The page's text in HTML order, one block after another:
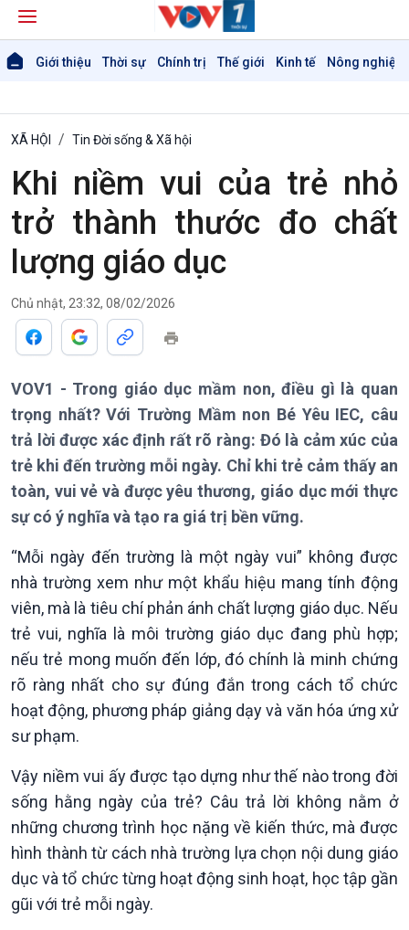
Giới thiệu Thời sự Chính trị Thế giới Kinh tế Nông nghiệp
XÃ HỘI Tin Đời sống & Xã hội
Khi niềm vui của trẻ nhỏ
trở thành thước đo chất
lượng giáo dục
Chủ nhật, 23:32, 08/02/2026
VOV1 - Trong giáo dục mầm non, điều gì là quan
trọng nhất? Với Trường Mầm non Bé Yêu IEC, câu
trả lời được xác định rất rõ ràng: Đó là cảm xúc của
trẻ khi đến trường mỗi ngày. Chỉ khi trẻ cảm thấy an
toàn, vui vẻ và được yêu thương, giáo dục mới thực
sự có ý nghĩa và tạo ra giá trị bền vững.
“Mỗi ngày đến trường là một ngày vui” không được
nhà trường xem như một khẩu hiệu mang tính động
viên, mà là tiêu chí phản ánh chất lượng giáo dục. Nếu
trẻ vui, nghĩa là môi trường giáo dục đang phù hợp;
nếu trẻ mong muốn đến lớp, đó chính là minh chứng
rõ ràng nhất cho sự đúng đắn trong cách tổ chức
hoạt động, phương pháp giảng dạy và văn hóa ứng xử
sư phạm.
Vậy niềm vui ấy được tạo dựng như thế nào trong đời
sống hằng ngày của trẻ? Câu trả lời không nằm ở
những chương trình học nặng về kiến thức, mà được
hình thành từ cách nhà trường lựa chọn nội dung giáo
dục và tổ chức từng hoạt động sinh hoạt, học tập gần
gũi với trẻ mỗi ngày.